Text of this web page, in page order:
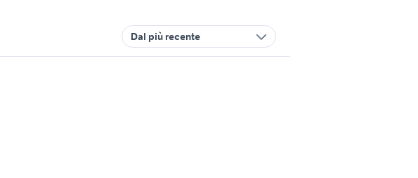
Dal più recente